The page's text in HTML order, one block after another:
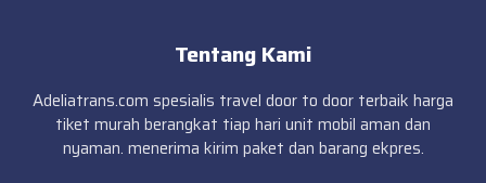
Tentang Kami
Adeliatrans.com spesialis travel door to door terbaik harga
tiket murah berangkat tiap hari unit mobil aman dan
nyaman. menerima kirim paket dan barang ekpres.